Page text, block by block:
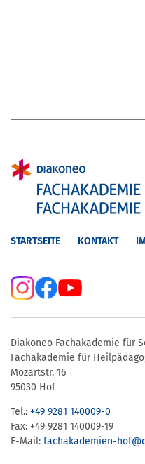
STARTSEITE KONTAKT
Diakoneo Fachakademie für
Fachakademie für
Mozartstr. 16
95030 Hof
Tel.: +49 9281 140009-0
Fax: +49 9281 140009-19
E-Mail: fachakademien-